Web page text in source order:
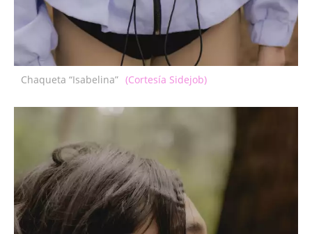
Chaqueta “Isabelina” (Cortesía Sidejob)